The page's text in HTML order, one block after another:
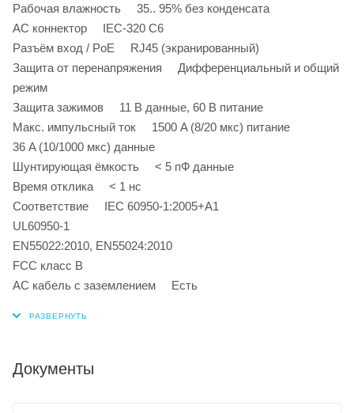
Рабочая влажность 35.. 95% без конденсата
AC коннектор IEC-320 C6
Разъём вход / PoE RJ45 (экранированный)
Защита от перенапряжения Дифференциальный и общий
режим
Защита зажимов 11 В данные, 60 В питание
Макс. импульсный ток 1500 A (8/20 мкс) питание
36 A (10/1000 мкс) данные
Шунтирующая ёмкость < 5 пФ данные
Время отклика < 1 нс
Соответствие IEC 60950-1:2005+A1
UL60950-1
EN55022:2010, EN55024:2010
FCC класс B
AC кабель с заземлением Есть
Документы